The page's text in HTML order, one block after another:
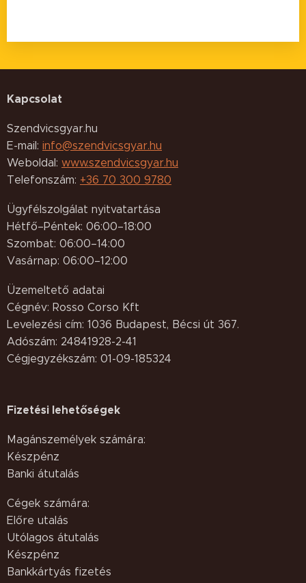
Kapcsolat
Szendvicsgyar.hu
E-mail: info@szendvicsgyar.hu
Weboldal: www.szendvicsgyar.hu
Telefonszám: +36 70 300 9780
Ügyfélszolgálat nyitvatartása
Hétfő–Péntek: 06:00–18:00
Szombat: 06:00–14:00
Vasárnap: 06:00–12:00
Üzemeltető adatai
Cégnév: Rosso Corso Kft
Levelezési cím: 1036 Budapest, Bécsi út 367.
Adószám: 24841928-2-41
Cégjegyzékszám: 01-09-185324
Fizetési lehetőségek
Magánszemélyek számára:
Készpénz
Banki átutalás
Cégek számára:
Előre utalás
Utólagos átutalás
Készpénz
Bankkártyás fizetés